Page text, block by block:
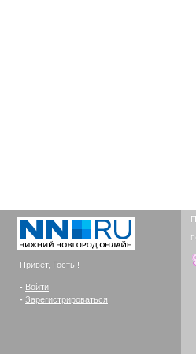
Привет, Гость !
- Войти
- Зарегистрироваться